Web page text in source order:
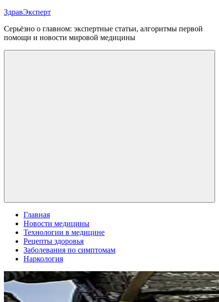
Перейти
содержимому
ЗдравЭксперт
Серьёзно о главном: экспертные статьи, алгоритмы первой
помощи и новости мировой медицины
Главная
Новости медицины
Технологии в медицине
Рецепты здоровья
Заболевания по симптомам
Наркология